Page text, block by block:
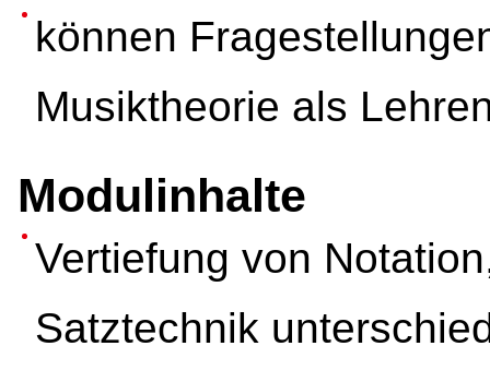
können
Musiktheorie als
Modulinhalte
Vertiefung von
Satztechnik